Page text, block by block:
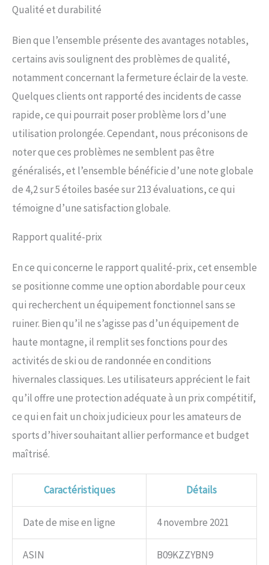
Qualité et durabilité
Bien que l’ensemble présente des avantages notables,
certains avis soulignent des problèmes de qualité,
notamment concernant la fermeture éclair de la veste.
Quelques clients ont rapporté des incidents de casse
rapide, ce qui pourrait poser problème lors d’une
utilisation prolongée. Cependant, nous préconisons de
noter que ces problèmes ne semblent pas être
généralisés, et l’ensemble bénéficie d’une note globale
de 4,2 sur 5 étoiles basée sur 213 évaluations, ce qui
témoigne d’une satisfaction globale.
Rapport qualité-prix
En ce qui concerne le rapport qualité-prix, cet ensemble
se positionne comme une option abordable pour ceux
qui recherchent un équipement fonctionnel sans se
ruiner. Bien qu’il ne s’agisse pas d’un équipement de
haute montagne, il remplit ses fonctions pour des
activités de ski ou de randonnée en conditions
hivernales classiques. Les utilisateurs apprécient le fait
qu’il offre une protection adéquate à un prix compétitif,
ce qui en fait un choix judicieux pour les amateurs de
sports d’hiver souhaitant allier performance et budget
maîtrisé.
Caractéristiques Détails
Date de mise en ligne 4 novembre 2021
ASIN B09KZZYBN9